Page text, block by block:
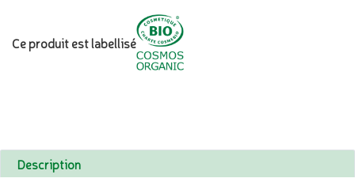
Ce produit est labellisé
Description